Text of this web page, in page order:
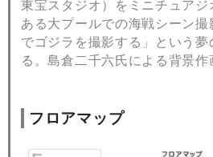
東宝スタジオ）をミニチュアジ
ある大プールでの海戦シーン撮
でゴジラを撮影する」という
る。島倉二千六氏による背景作
フロアマップ